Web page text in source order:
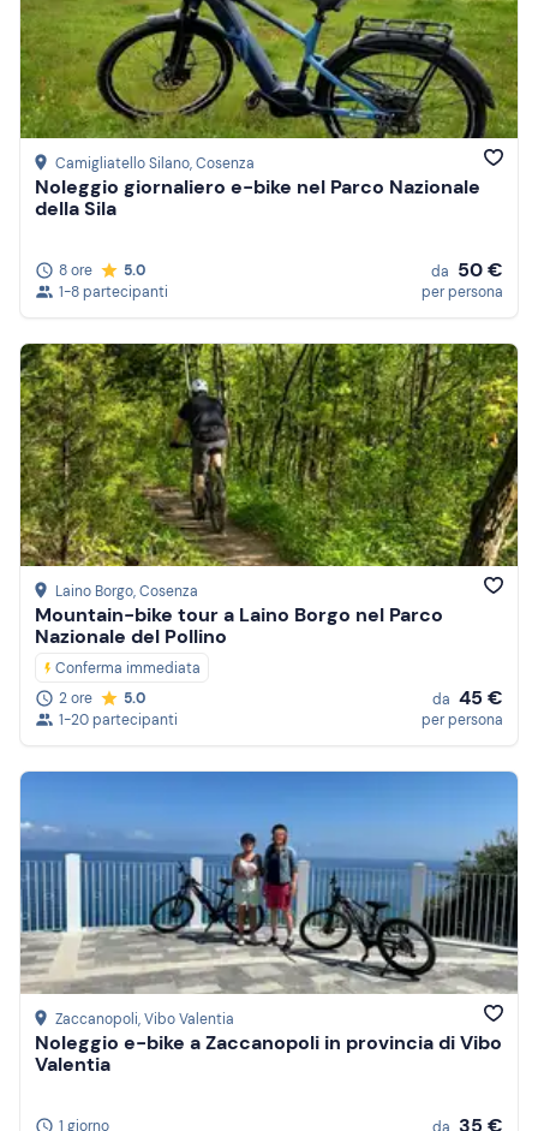
Camigliatello Silano, Cosenza
Noleggio giornaliero e-bike nel Parco Nazionale
della Sila
8 ore
5.0
1-8 partecipanti
da 50 €
per persona
Laino Borgo, Cosenza
Mountain-bike tour a Laino Borgo nel Parco
Nazionale del Pollino
Conferma immediata
2 ore
5.0
1-20 partecipanti
da 45 €
per persona
Zaccanopoli, Vibo Valentia
Noleggio e-bike a Zaccanopoli in provincia di Vibo
Valentia
1 giorno 35 €